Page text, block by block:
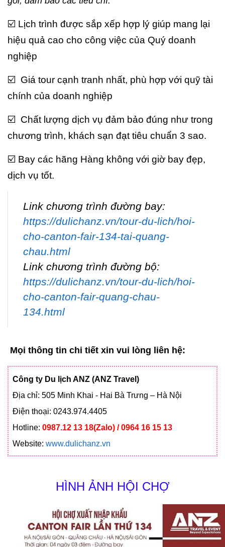
☑️ Lịch trình được sắp xếp hợp lý giúp mang lại
hiệu quả cao cho công việc của Quý doanh
nghiệp
☑️ Giá tour cạnh tranh nhất, phù hợp với quỹ tài
chính của doanh nghiệp
☑️ Chất lượng dịch vụ đảm bảo đúng như trong
chương trình, khách sạn đạt tiêu chuẩn 3 sao.
☑️ Bay các hãng Hàng không với giờ bay đẹp,
dịch vụ tốt.
Link chương trình đường bay:
https://dulichanz.vn/tour-du-lich/hoi-
cho-canton-fair-134-tai-quang-
chau.html
Link chương trình đường bộ:
https://dulichanz.vn/tour-du-lich/hoi-
cho-canton-fair-quang-chau-
134.html
Mọi thông tin chi tiết xin vui lòng liên hệ:
Công ty Du lịch ANZ (ANZ Travel)
Địa chỉ: 505 Minh Khai - Hai Bà Trưng – Hà Nội
Điện thoại: 0243.974.4405
Hotline: 0987.12 13 18(Zalo) / 0964 16 15 13
Website: www.dulichanz.vn
HÌNH ẢNH HỘI CHỢ